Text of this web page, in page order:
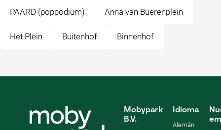
PAARD (poppodium) Anna van Buerenplein
Het Plein Buitenhof Binnenhof
Mobypark
B.V.
Idioma
Alemán